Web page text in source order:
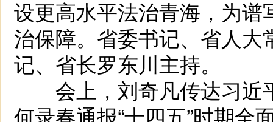
设更高水平法治青海，为
治保障。省委书记、省人
记、省长罗东川主持。
会上，刘奇凡传达习近
何录春通报“十四五”时期全